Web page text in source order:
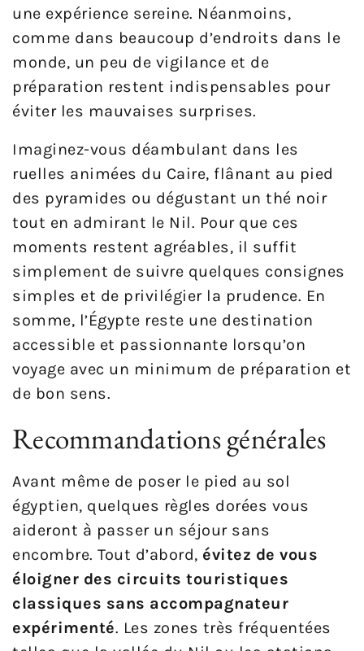
une expérience sereine. Néanmoins,
comme dans beaucoup d’endroits dans le
monde, un peu de vigilance et de
préparation restent indispensables pour
éviter les mauvaises surprises.
Imaginez-vous déambulant dans les
ruelles animées du Caire, flânant au pied
des pyramides ou dégustant un thé noir
tout en admirant le Nil. Pour que ces
moments restent agréables, il suffit
simplement de suivre quelques consignes
simples et de privilégier la prudence. En
somme, l’Égypte reste une destination
accessible et passionnante lorsqu’on
voyage avec un minimum de préparation et
de bon sens.
Recommandations générales
Avant même de poser le pied au sol
égyptien, quelques règles dorées vous
aideront à passer un séjour sans
encombre. Tout d’abord, évitez de vous
éloigner des circuits touristiques
classiques sans accompagnateur
expérimenté. Les zones très fréquentées